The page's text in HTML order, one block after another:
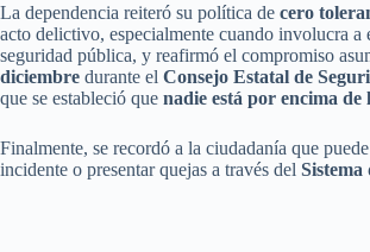
La dependencia reiteró su política de cero
acto delictivo, especialmente cuando involucra a
seguridad pública, y reafirmó el compromiso
diciembre durante el Consejo Estatal de
que se estableció que nadie está por encima de
Finalmente, se recordó a la ciudadanía que
incidente o presentar quejas a través del Sistema